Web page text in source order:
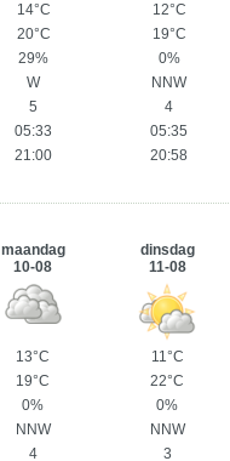
14°C 12°C
20°C 19°C
29% 0%
W NNW
5 4
05:33 05:35
21:00 20:58
maandag
10-08
dinsdag
11-08
13°C 11°C
19°C 22°C
0% 0%
NNW NNW
4 3